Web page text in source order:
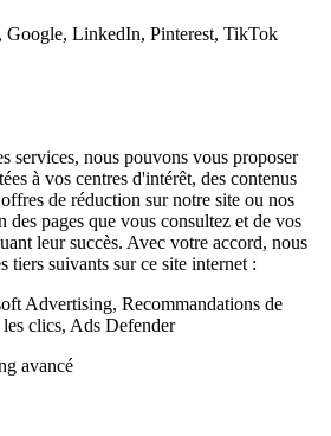
Google, LinkedIn, Pinterest, TikTok
services, nous pouvons vous proposer
à vos centres d'intérêt, des contenus
de réduction sur notre site ou nos
des pages que vous consultez et de vos
leur succès. Avec votre accord, nous
tiers suivants sur ce site internet :
Advertising, Recommandations de
les clics, Ads Defender
avancé